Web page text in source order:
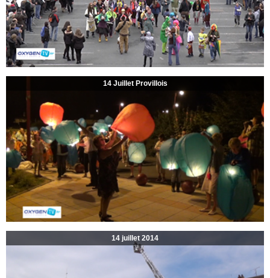
14 Juillet Provillois
14 juillet 2014